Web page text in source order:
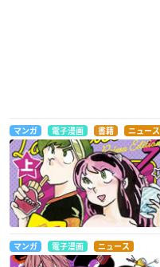
マンガ 電子漫画 書籍 ニュース
マンガ 電子漫画 ニュース